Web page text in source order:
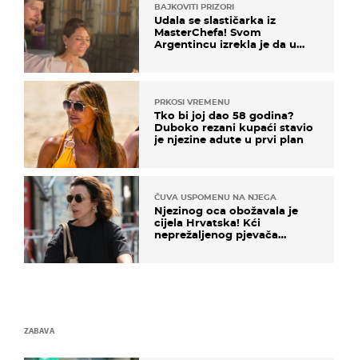
BAJKOVITI PRIZORI
Udala se slastičarka iz
MasterChefa! Svom
Argentincu izrekla je da u
PRKOSI VREMENU
Tko bi joj dao 58 godina?
Duboko rezani kupaći stavio
je njezine adute u prvi plan
ČUVA USPOMENU NA NJEGA
Njezinog oca obožavala je
cijela Hrvatska! Kći
neprežaljenog pjevača
ZABAVA